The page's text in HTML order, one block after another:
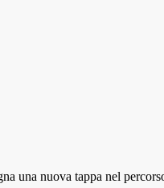
una nuova tappa nel